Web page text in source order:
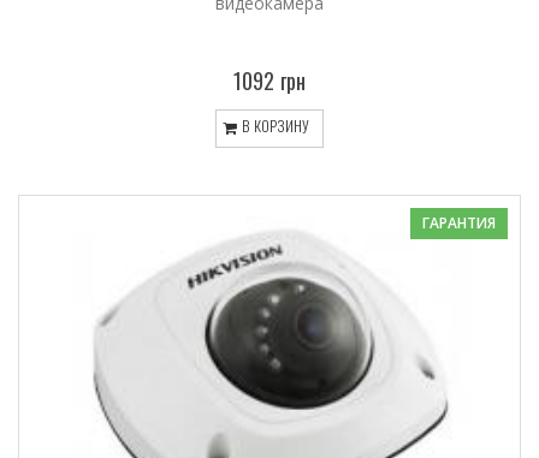
1092 грн
В КОРЗИНУ
ГАРАНТИЯ